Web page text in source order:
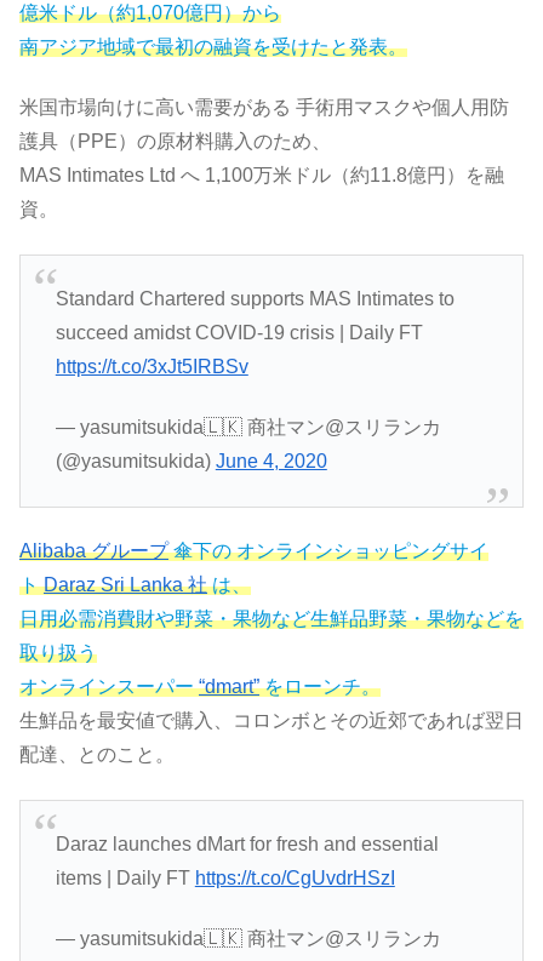
億米ドル（約1,070億円）から
南アジア地域で最初の融資を受けたと発表。
米国市場向けに高い需要がある 手術用マスクや個人用防
護具（PPE）の原材料購入のため、
MAS Intimates Ltd へ 1,100万米ドル（約11.8億円）を融
資。
Standard Chartered supports MAS Intimates to
succeed amidst COVID-19 crisis | Daily FT
https://t.co/3xJt5IRBSv
— yasumitsukida🇱🇰 商社マン@スリランカ
(@yasumitsukida) June 4, 2020
Alibaba グループ傘下の オンラインショッピングサイ
トDaraz Sri Lanka 社は、
日用必需消費財や野菜・果物など生鮮品野菜・果物などを
取り扱う
オンラインスーパー“dmart”をローンチ。
生鮮品を最安値で購入、コロンボとその近郊であれば翌日
配達、とのこと。
Daraz launches dMart for fresh and essential
items | Daily FT https://t.co/CgUvdrHSzI
— yasumitsukida🇱🇰 商社マン@スリランカ